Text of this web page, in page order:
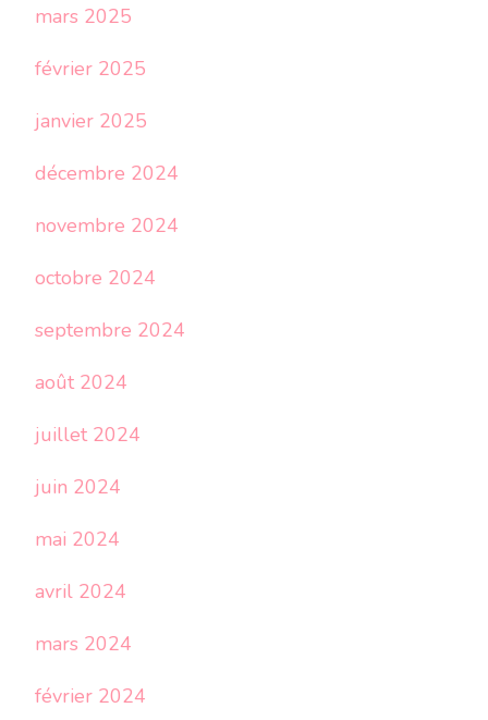
mars 2025
février 2025
janvier 2025
décembre 2024
novembre 2024
octobre 2024
septembre 2024
août 2024
juillet 2024
juin 2024
mai 2024
avril 2024
mars 2024
février 2024